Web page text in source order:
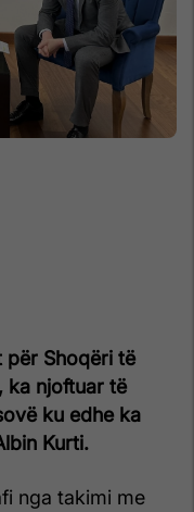
për Shoqëri të
ka njoftuar të
ku edhe ka
Kurti.
nga takimi me